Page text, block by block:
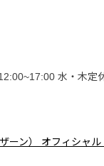
水・木定休
ーン） オフィシャル